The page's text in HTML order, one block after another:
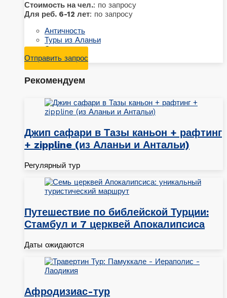
Стоимость на чел.: по запросу
Для реб. 6-12 лет: по запросу
Античность
Туры из Аланьи
Экотуризм
Отправить запрос
Рекомендуем
Джип сафари в Тазы каньон + рафтинг
+ zippline (из Аланьи и Антальи)
Регулярный тур
Путешествие по библейской Турции:
Стамбул и 7 церквей Апокалипсиса
Даты ожидаются
Афродизиас-тур